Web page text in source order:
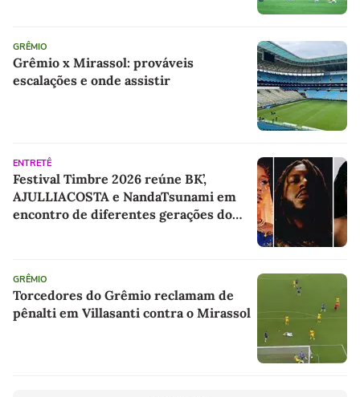
GRÊMIO
Grêmio x Mirassol: prováveis
escalações e onde assistir
ENTRETÊ
Festival Timbre 2026 reúne BK’,
AJULLIACOSTA e NandaTsunami em
encontro de diferentes gerações do
GRÊMIO
Torcedores do Grêmio reclamam de
pênalti em Villasanti contra o Mirassol